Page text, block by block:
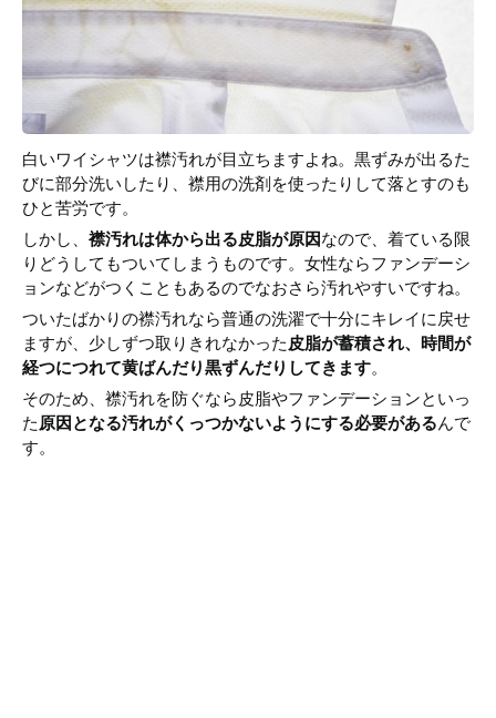
白いワイシャツは襟汚れが目立ちますよね。黒ずみが出るた
びに部分洗いしたり、襟用の洗剤を使ったりして落とすのも
ひと苦労です。
しかし、 襟汚れは体から出る皮脂が原因なので、着ている限
りどうしてもついてしまうものです。女性ならファンデーシ
ョンなどがつくこともあるのでなおさら汚れやすいですね。
ついたばかりの襟汚れなら普通の洗濯で十分にキレイに戻せ
ますが、少しずつ取りきれなかった 皮脂が蓄積され、時間が
経つにつれて黄ばんだり黒ずんだりしてきます。
そのため、襟汚れを防ぐなら皮脂やファンデーションといっ
た 原因となる汚れがくっつかないようにする必要があるんで
す。